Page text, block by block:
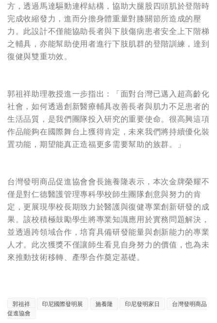
方，透過馬達驅動連桿結構，協助大腿股四頭肌於登階時
完成收縮發力，進而分擔身體重量對膝關節所造成的壓
力。此設計不僅能協助長者與下肢傷病患者安全上下階梯
之輔具，亦能幫助使用者進行下肢肌群的登階訓練，達到
復健與雙重功效。
郭祖祥助理教授進一步指出：「面對台灣已邁入超高齡化
社會，如何透過創新醫療輔具改善長者與肌力不足患者的
生活品質，是我們團隊投入研究的重要使命。很高興這項
作品能夠在國際舞台上獲得肯定，未來我們將持續優化裝
置功能，期望能真正造福更多需要幫助的族群。」
台灣發明商品促進協會會長施養隆表示，本次金牌榮耀不
僅是對仁德醫護管理專科學校師生團隊創意與努力的肯
定，更展現學校長期致力於醫護與復健專業創新研發的成
果。該校積極鼓勵學生將專業知識應用於實務問題解決，
並透過跨領域合作，培育具備研發能量與創新能力的專業
人才。此次獲獎不僅讓師生看見自身努力的價值，也為未
來推動技術移轉、產學合作奠定基礎。
郭祖祥 印尼國際發明展 施養隆 印尼發明家日
台灣發明商品
促進協會